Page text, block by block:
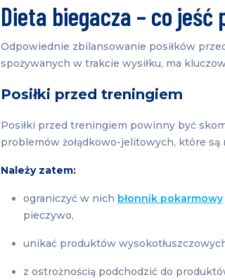
Dieta biegacza – co
Odpowiednie zbilansowanie posiłków
spożywanych w trakcie wysiłku, ma
Posiłki przed treningiem
Posiłki przed treningiem powinny być
problemów żołądkowo-jelitowych, które
Należy zatem:
ograniczyć w nich błonnik pokarmowy
pieczywo,
unikać produktów
z ostrożnością podchodzić do